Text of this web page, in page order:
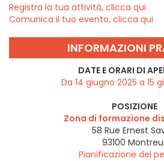
Registra la tua attività, clicca qui
Comunica il tuo evento, clicca qui
INFORMAZIONI
DATE E ORARI DI
Da 14 giugno 2025 a 15
POSIZIONE
Zona di formazione
58 Rue Ernest
93100
Pianificazione del